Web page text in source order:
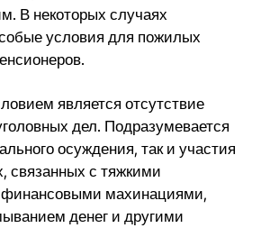
В некоторых случаях
условия для пожилых
является отсутствие
дел. Подразумевается
осуждения, так и участия
связанных с тяжкими
финансовыми махинациями,
денег и другими